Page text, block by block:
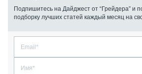
Подпишитесь на Дайджест от “Грейдера” и
подборку лучших статей каждый месяц на